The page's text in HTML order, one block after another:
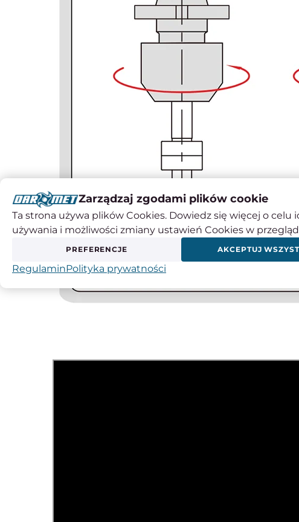
Zarządzaj zgodami plików cookie
Ta strona używa plików Cookies. Dowiedz się więcej o celu
używania i możliwości zmiany ustawień Cookies w
PREFERENCJE AKCEPTUJ
RegulaminPolityka prywatności